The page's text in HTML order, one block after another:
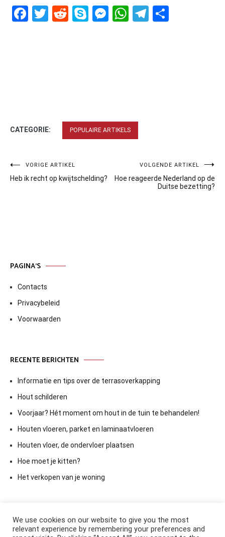
Facebook
Twitter
RedditSkypeMessenger
WhatsApp
Telegram
CATEGORIE: POPULAIRE ARTIKELS
Bericht
navigatie
VORIGE ARTIKEL
Heb ik recht op kwijtschelding?
VOLGENDE ARTIKEL
Hoe reageerde Nederland op de
Duitse bezetting?
PAGINA’S
Contacts
Privacybeleid
Voorwaarden
RECENTE BERICHTEN
Informatie en tips over de terrasoverkapping
Hout schilderen
Voorjaar? Hét moment om hout in de tuin te behandelen!
Houten vloeren, parket en laminaatvloeren
Houten vloer, de ondervloer plaatsen
Hoe moet je kitten?
Het verkopen van je woning
We use cookies on our website to give you the most
relevant experience by remembering your preferences and